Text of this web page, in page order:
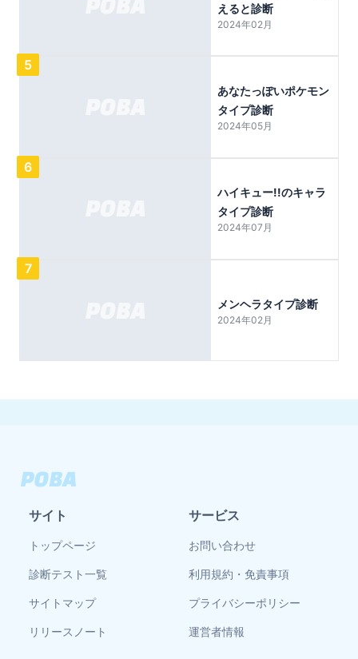
えると診断
2024年02月
5
あなたっぽいポケモン
タイプ診断
2024年05月
6
ハイキュー!!のキャラ
タイプ診断
2024年07月
7
メンヘラタイプ診断
2024年02月
サイト
トップページ
診断テスト一覧
サイトマップ
リリースノート
サービス
お問い合わせ
利用規約・免責事項
プライバシーポリシー
運営者情報